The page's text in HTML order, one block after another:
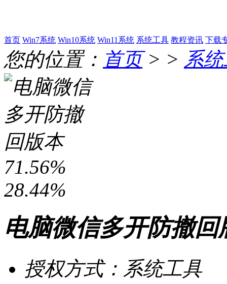
首页 Win7系统 Win10系统 Win11系统 系统工具 教程资讯 下载
您的位置： 首页> > 系
71.56%
28.44%
电脑微信多开防撤回
授权方式：系统工具